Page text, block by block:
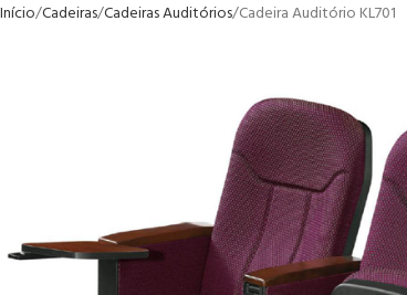
Início Cadeiras Cadeiras Auditórios Cadeira Auditório KL701